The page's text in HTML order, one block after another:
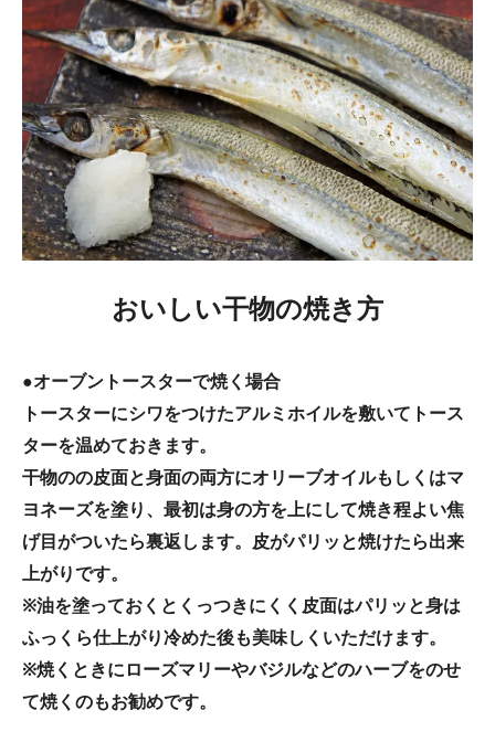
おいしい干物の焼き方
●オーブントースターで焼く場合
トースターにシワをつけたアルミホイルを敷いてトース
ターを温めておきます。
干物のの皮面と身面の両方にオリーブオイルもしくはマ
ヨネーズを塗り、最初は身の方を上にして焼き程よい焦
げ目がついたら裏返します。皮がパリッと焼けたら出来
上がりです。
※油を塗っておくとくっつきにくく皮面はパリッと身は
ふっくら仕上がり冷めた後も美味しくいただけます。
※焼くときにローズマリーやバジルなどのハーブをのせ
て焼くのもお勧めです。